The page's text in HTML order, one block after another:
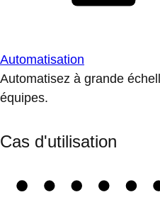
Automatisation
Automatisez à grande
équipes.
Cas d'utilisation